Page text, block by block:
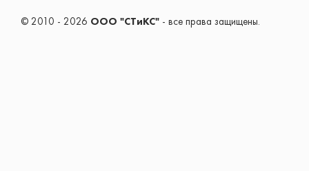
© 2010 - 2026 ООО "СТиКС" - все права защищены.